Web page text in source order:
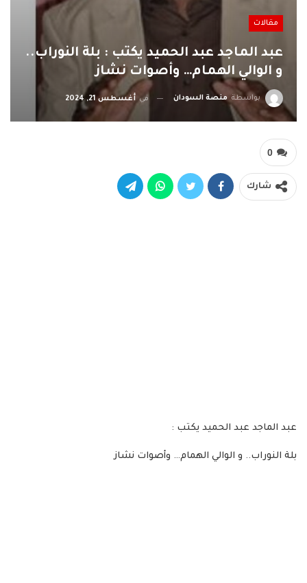
مقالات
عبد الماجد عبد الحميد يكتب : بلة النوراب..
و الوالي الهمام… وأصوات نشاز
بواسطة منصة السودان في أغسطس 21, 2024
0
شارك
عبد الماجد عبد الحميد يكتب :
بلة النوراب.. و الوالي الهمام… وأصوات نشاز